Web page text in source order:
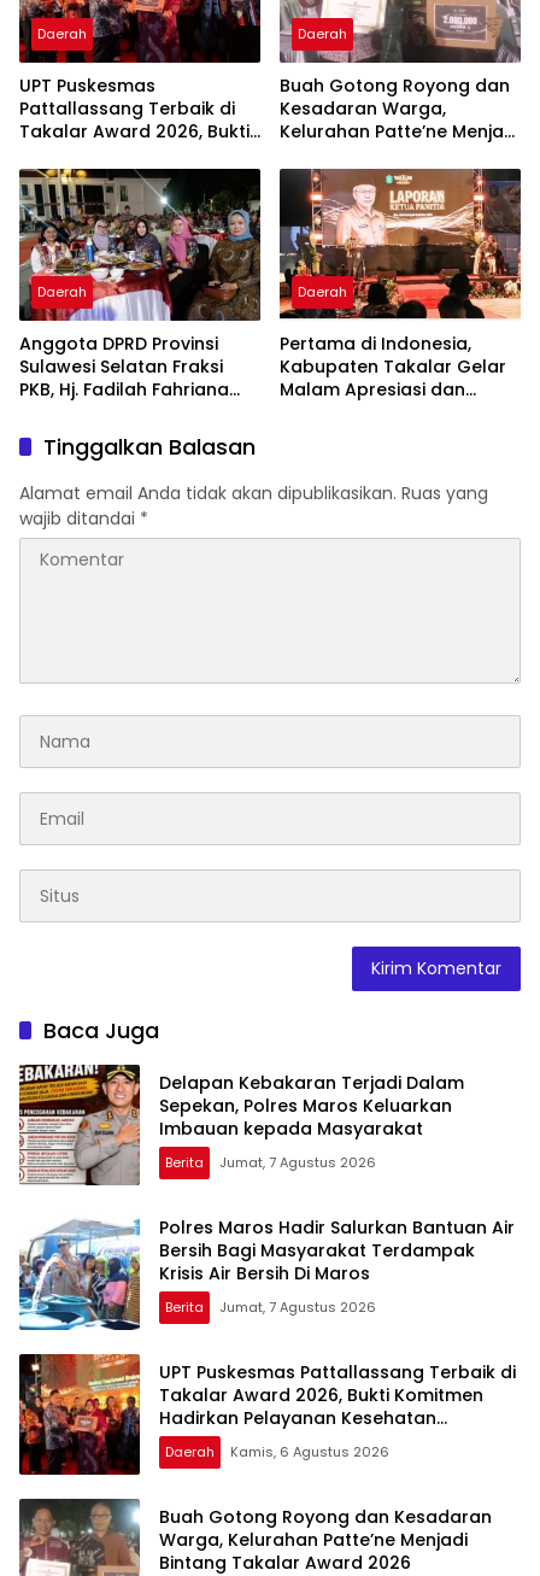
Daerah
UPT Puskesmas
Pattallassang Terbaik di
Takalar Award 2026, Bukti
Pelayanan Kesehatan
Berkualitas
Daerah
Buah Gotong Royong dan
Kesadaran Warga,
Kelurahan Patte’ne Menjadi
2026
Daerah
Anggota DPRD Provinsi
Sulawesi Selatan Fraksi
PKB, Hj. Fadilah Fahriana
Takalar Menyalakan
Lentera Pengabdian
Melalui Malam Apresiasi
dan Inovasi Award 2026
Daerah
Pertama di Indonesia,
Kabupaten Takalar Gelar
Malam Apresiasi dan
Berprestasi
Tinggalkan Balasan
Alamat email Anda tidak akan dipublikasikan. Ruas yang
wajib ditandai *
Baca Juga
Delapan Kebakaran Terjadi Dalam
Sepekan, Polres Maros Keluarkan
Imbauan kepada Masyarakat
Berita Jumat, 7 Agustus 2026
Polres Maros Hadir Salurkan Bantuan Air
Bersih Bagi Masyarakat Terdampak
Krisis Air Bersih Di Maros
Berita Jumat, 7 Agustus 2026
UPT Puskesmas Pattallassang Terbaik di
Takalar Award 2026, Bukti Komitmen
Hadirkan Pelayanan Kesehatan
Berkualitas
Daerah Kamis, 6 Agustus 2026
Buah Gotong Royong dan Kesadaran
Warga, Kelurahan Patte’ne Menjadi
Bintang Takalar Award 2026